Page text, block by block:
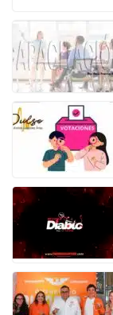
k
c
e
b
o
o
k
itt
er